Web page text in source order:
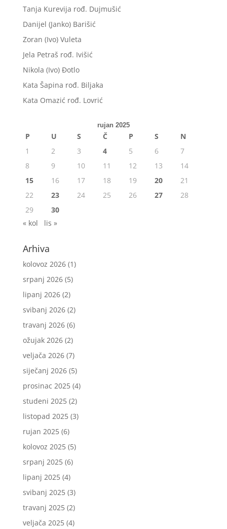
Tanja Kurevija rođ. Dujmušić
Danijel (Janko) Barišić
Zoran (Ivo) Vuleta
Jela Petraš rođ. Ivišić
Nikola (Ivo) Đotlo
Kata Šapina rođ. Biljaka
Kata Omazić rođ. Lovrić
rujan 2025
P U S Č P S
N
1
2 3 4 5 6
7
8
9 10 11 12 13
14
15
16 17 18 19 20
21
22
23 24 25 26 27
28
29
30
« kol
lis »
Arhiva
kolovoz 2026(1)
srpanj 2026(5)
lipanj 2026(2)
svibanj 2026(2)
travanj 2026(6)
ožujak 2026(2)
veljača 2026(7)
siječanj 2026(5)
prosinac 2025(4)
studeni 2025(2)
listopad 2025(3)
rujan 2025(6)
kolovoz 2025(5)
srpanj 2025(6)
lipanj 2025(4)
svibanj 2025(3)
travanj 2025(2)
veljača 2025(4)